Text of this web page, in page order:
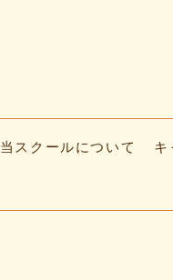
当スクールについて キ